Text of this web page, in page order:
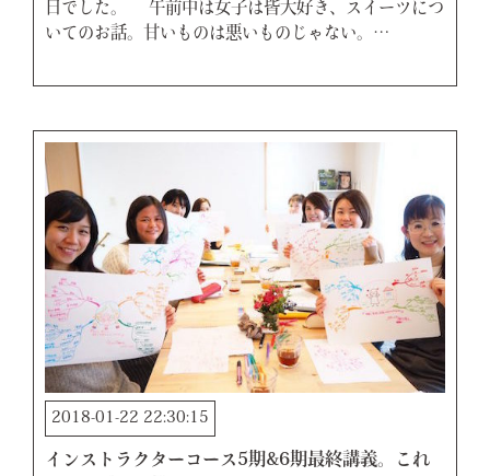
日でした。 午前中は女子は皆大好き、スイーツにつ
いてのお話。甘いものは悪いものじゃない。…
2018-01-22 22:30:15
インストラクターコース5期&6期最終講義。これ